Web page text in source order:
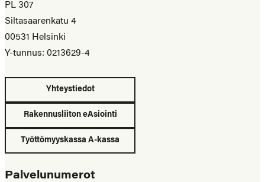
PL 307
Siltasaarenkatu 4
00531 Helsinki
Y-tunnus: 0213629-4
Yhteystiedot
Rakennusliiton eAsiointi
Työttömyyskassa A-kassa
Palvelunumerot